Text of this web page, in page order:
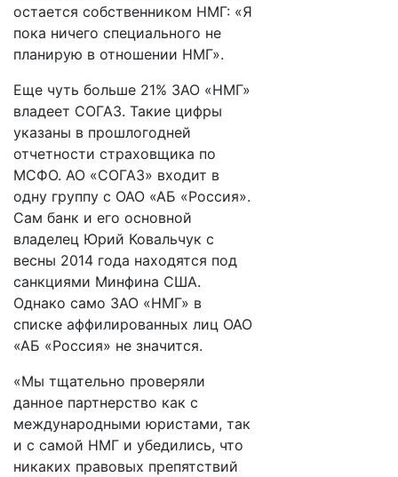
остается собственником НМГ: «Я
пока ничего специального не
планирую в отношении НМГ».
Еще чуть больше 21% ЗАО «НМГ»
владеет СОГАЗ. Такие цифры
указаны в прошлогодней
отчетности страховщика по
МСФО. АО «СОГАЗ» входит в
одну группу с ОАО «АБ «Россия».
Сам банк и его основной
владелец Юрий Ковальчук с
весны 2014 года находятся под
санкциями Минфина США.
Однако само ЗАО «НМГ» в
списке аффилированных лиц ОАО
«АБ «Россия» не значится.
«Мы тщательно проверяли
данное партнерство как с
международными юристами, так
и с самой НМГ и убедились, что
никаких правовых препятствий